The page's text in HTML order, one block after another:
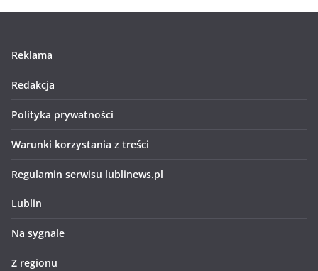
Reklama
Redakcja
Polityka prywatności
Warunki korzystania z treści
Regulamin serwisu lublinews.pl
Lublin
Na sygnale
Z regionu